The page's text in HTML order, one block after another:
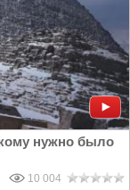
нужно было
10 004